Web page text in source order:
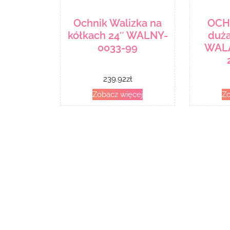
Ochnik Walizka na
kółkach 24″ WALNY-
0033-99
239.92zł
Zobacz więcej